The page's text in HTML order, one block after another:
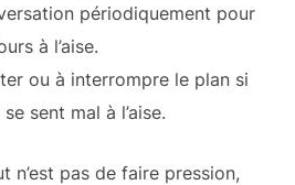
périodiquement pour
à l’aise.
ou à interrompre le plan si
sent mal à l’aise.
n’est pas de faire pression,